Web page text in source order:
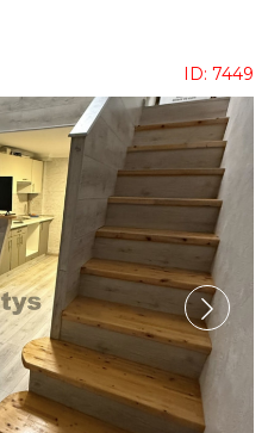
ID: 7449